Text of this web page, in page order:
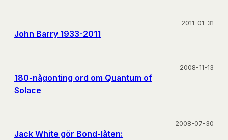
John Barry 1933-2011
2011-01-31
180-någonting ord om Quantum of
Solace
2008-11-13
Jack White gör Bond-låten:
2008-07-30